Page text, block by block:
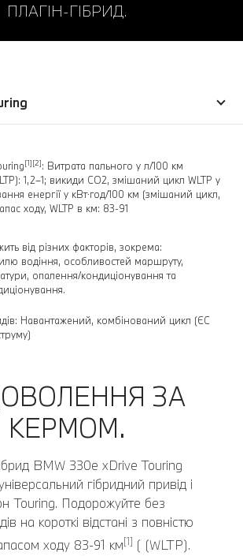
ПЛАГІН-ГІБРИД.
[1][2]: Витрата пального у л/100 км
1,2–1; викиди CO2, змішаний цикл WLTP у
енергії у кВт⋅год/100 км (змішаний цикл,
ходу, WLTP в км: 83-91
від різних факторів, зокрема:
водіння, особливостей маршруту,
опалення/кондиціонування та
Навантажений, комбінований цикл (ЄC
ЗА
КЕРМОМ.
BMW 330e xDrive Touring
гібридний привід і
Touring. Подорожуйте без
на короткі відстані з повністю
ходу 83-91 км[1] ( (WLTP).